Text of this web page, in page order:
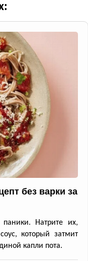
без варки за
Натрите их,
который затмит
капли пота.